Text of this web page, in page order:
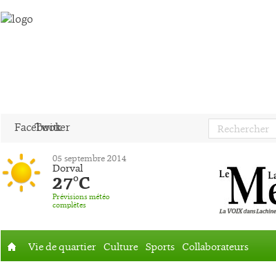
Facebook
Twitter
05 septembre 2014
Dorval
27°C
Prévisions météo
complètes
Vie de quartier Culture Sports Collaborateurs